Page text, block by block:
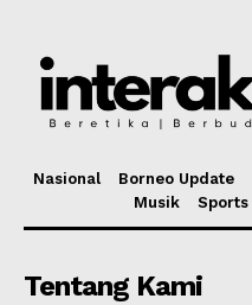
Nasional Borneo Update
Musik
Sports
Tentang Kami